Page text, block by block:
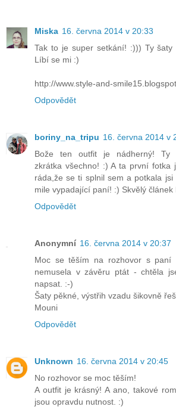
Miska 16. června 2014 v 20:33
Tak to je super setkání! :))) Ty
Líbí se mi :)
http://www.style-and-
Odpovědět
boriny_na_tripu 16. června 2014 v
Bože ten outfit je nádherný! Ty
zkrátka všechno! :) A ta první fotka
ráda,že se ti splnil sem a potkala
mile vypadající paní! :) Skvělý článek
Odpovědět
Anonymní 16. června 2014 v 20:37
Moc se těším na rozhovor s paní
nemusela v závěru ptát - chtěla
napsat. :-)
Šaty pěkné, výstřih vzadu šikovně
Mouni
Odpovědět
Unknown 16. června 2014 v 20:45
No rozhovor se moc těším!
A outfit je krásný! A ano, takové
jsou opravdu nutnost. :)